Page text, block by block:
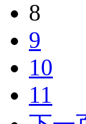
8
9
10
11